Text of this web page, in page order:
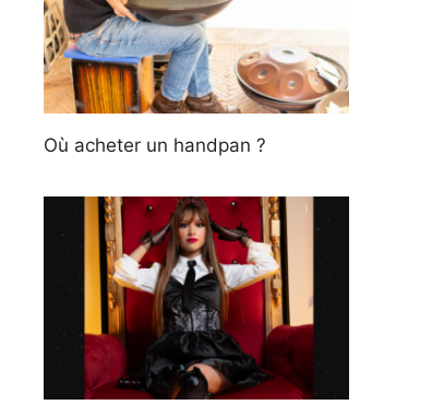
Où acheter un handpan ?